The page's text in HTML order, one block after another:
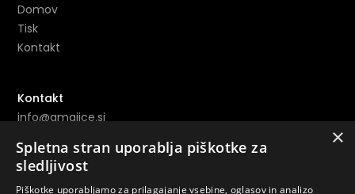
Domov
Tisk
Kontakt
Kontakt
info@amajice.si
Povezave
×
Spletna stran uporablja piškotke za
sledljivost
Piškotke uporabljamo za prilagajanje vsebine, oglasov in analizo